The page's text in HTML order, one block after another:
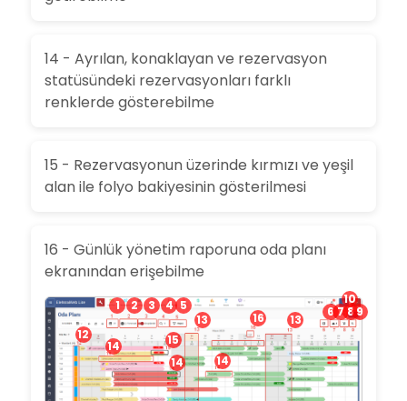
14 - Ayrılan, konaklayan ve rezervasyon
statüsündeki rezervasyonları farklı
renklerde gösterebilme
15 - Rezervasyonun üzerinde kırmızı ve yeşil
alan ile folyo bakiyesinin gösterilmesi
16 - Günlük yönetim raporuna oda planı
ekranından erişebilme
1 2 3 4 5 678 9
10
12
13 13
14 14
14 15
16